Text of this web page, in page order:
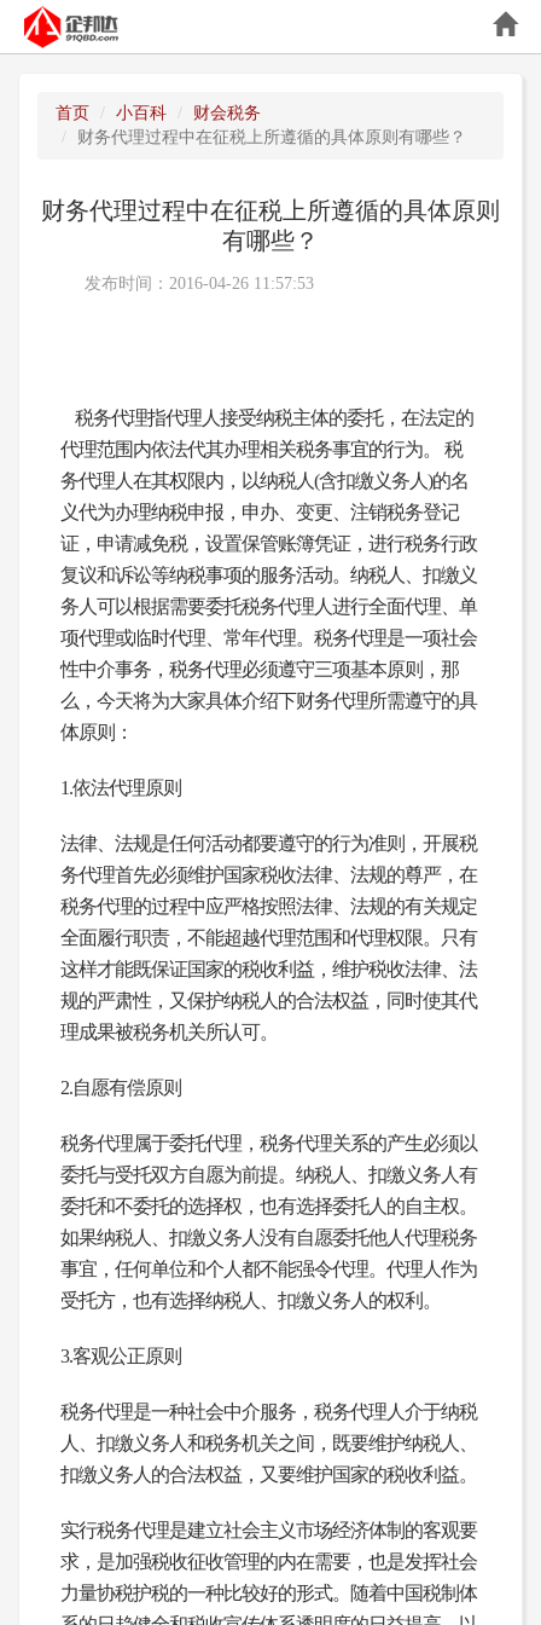
首页 小百科
财会税务
财务代理过程中在征税上所遵循的具体原则有哪些？
财务代理过程中在征税上所遵循的具体原则
有哪些？
发布时间：2016-04-26 11:57:53
税务代理指代理人接受纳税主体的委托，在法定的
代理范围内依法代其办理相关税务事宜的行为。 税
务代理人在其权限内，以纳税人(含扣缴义务人)的名
义代为办理纳税申报，申办、变更、注销税务登记
证，申请减免税，设置保管账簿凭证，进行税务行政
复议和诉讼等纳税事项的服务活动。纳税人、扣缴义
务人可以根据需要委托税务代理人进行全面代理、单
项代理或临时代理、常年代理。税务代理是一项社会
性中介事务，税务代理必须遵守三项基本原则，那
么，今天将为大家具体介绍下财务代理所需遵守的具
体原则：
1.依法代理原则
法律、法规是任何活动都要遵守的行为准则，开展税
务代理首先必须维护国家税收法律、法规的尊严，在
税务代理的过程中应严格按照法律、法规的有关规定
全面履行职责，不能超越代理范围和代理权限。只有
这样才能既保证国家的税收利益，维护税收法律、法
规的严肃性，又保护纳税人的合法权益，同时使其代
理成果被税务机关所认可。
2.自愿有偿原则
税务代理属于委托代理，税务代理关系的产生必须以
委托与受托双方自愿为前提。纳税人、扣缴义务人有
委托和不委托的选择权，也有选择委托人的自主权。
如果纳税人、扣缴义务人没有自愿委托他人代理税务
事宜，任何单位和个人都不能强令代理。代理人作为
受托方，也有选择纳税人、扣缴义务人的权利。
3.客观公正原则
税务代理是一种社会中介服务，税务代理人介于纳税
人、扣缴义务人和税务机关之间，既要维护纳税人、
扣缴义务人的合法权益，又要维护国家的税收利益。
实行税务代理是建立社会主义市场经济体制的客观要
求，是加强税收征收管理的内在需要，也是发挥社会
力量协税护税的一种比较好的形式。随着中国税制体